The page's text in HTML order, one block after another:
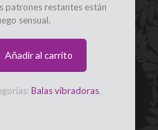
patrones restantes están
sensual.
Añadir al carrito
Balas vibradoras,